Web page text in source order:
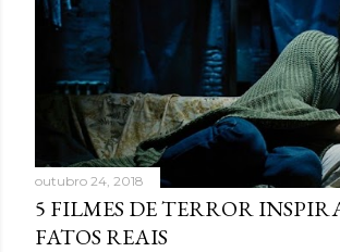
outubro 24, 2018
5 FILMES DE TERROR
FATOS REAIS